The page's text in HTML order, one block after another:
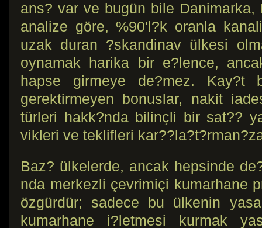
ans? var ve bugün bile Danimarka,
analize göre, %90'l?k oranla
uzak duran ?skandinav ülkesi
oynamak harika bir e?lence,
hapse girmeye de?mez. Kay?t
gerektirmeyen bonuslar, nakit
türleri hakk?nda bilinçli bir sat??
vikleri ve teklifleri
Baz? ülkelerde, ancak hepsinde
nda merkezli çevrimiçi kumarhane
özgürdür; sadece bu ülkenin
kumarhane i?letmesi kurmak